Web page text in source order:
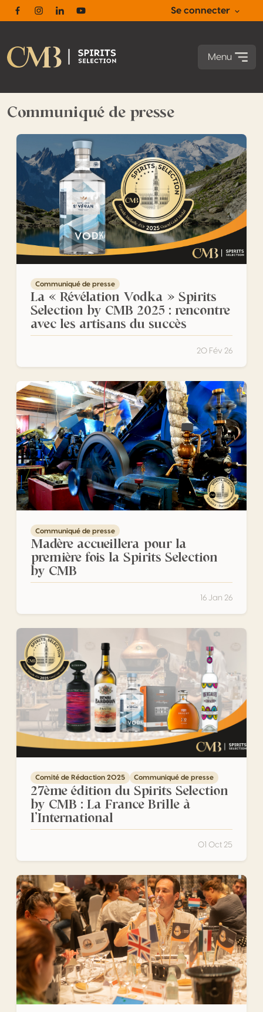
FacebookInstagram
LinkedinYoutube
Se connecter
Menu
Communiqué de presse
La « Révélation Vodka » Spirits Selection by CMB 2025 :
Communiqué de presse
La « Révélation Vodka » Spirits
Selection by CMB 2025 : rencontre
avec les artisans du succès
20 Fév 26
Madère accueillera pour la première fois la Spirits
Communiqué de presse
Madère accueillera pour la
première fois la Spirits Selection
by CMB
16 Jan 26
27ème édition du Spirits Selection by CMB : La France
Comité de Rédaction 2025 Communiqué de presse
27ème édition du Spirits Selection
by CMB : La France Brille à
l’International
01 Oct 25
27e Spirits Selection by CMB : ouverture au cœur du